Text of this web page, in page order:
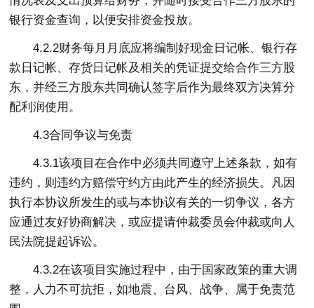
银行资金查询，以便安排资金投放。
4.2.2财务每月月底应将编制好现金日记帐、银行存
款日记帐、存货日记帐及相关的凭证提交给合作三方股
东，并经三方股东共同确认签字后作为最终双方决算分
配利润使用。
4.3合同争议与免责
4.3.1该项目在合作中必须共同遵守上述条款，如有
违约，则违约方赔偿守约方由此产生的经济损失。凡因
执行本协议所发生的或与本协议有关的一切争议，各方
应通过友好协商解决，或应提请仲裁委员会仲裁或向人
民法院提起诉讼。
4.3.2在该项目实施过程中，由于国家政策的重大调
整，人力不可抗拒，如地震、台风、战争、属于免责范